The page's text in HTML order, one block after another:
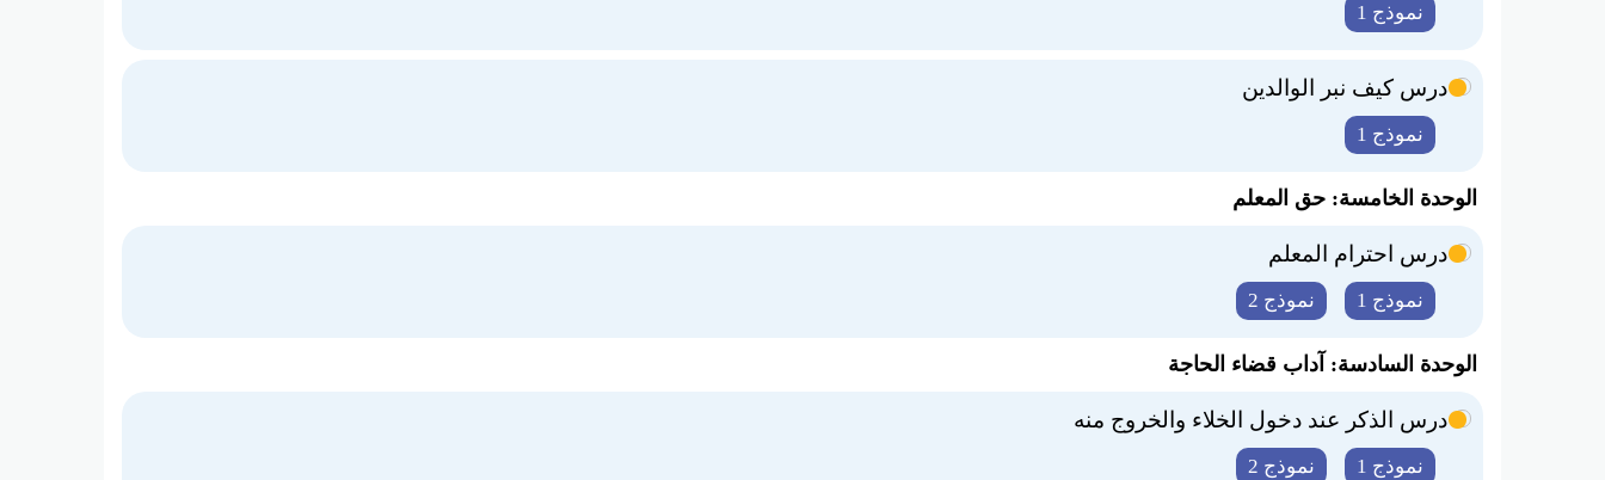
نموذج 1
درس كيف نبر الوالدين
نموذج 1
الوحدة الخامسة: حق المعلم
درس احترام المعلم
نموذج 1 نموذج 2
الوحدة السادسة: آداب قضاء الحاجة
درس الذكر عند دخول الخلاء والخروج منه
نموذج 1 نموذج 2